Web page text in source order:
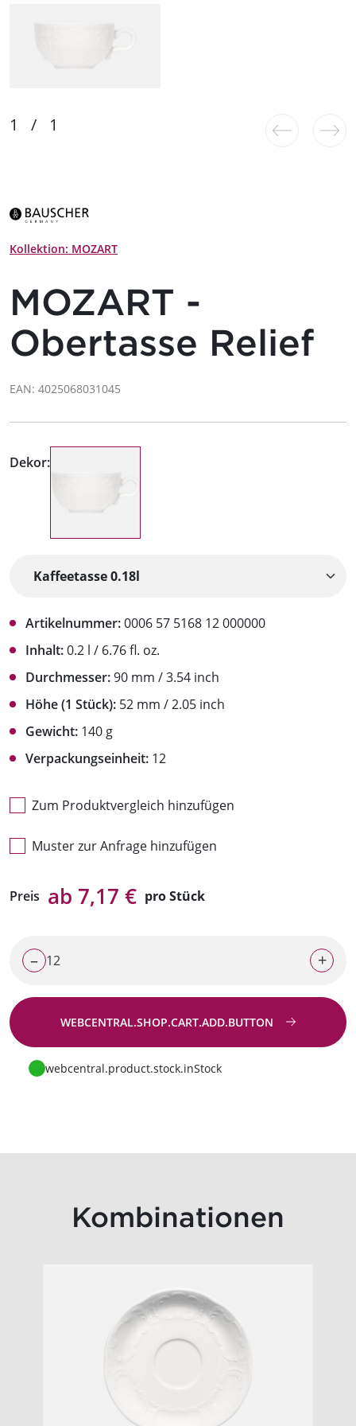
Kollektion: MOZART
MOZART -
Obertasse Relief
EAN: 4025068031045
Dekor:
Artikelnummer:0006 57 5168 12 000000
Inhalt:0.2 l / 6.76 fl. oz.
Durchmesser:90 mm / 3.54 inch
Höhe (1 Stück): 52 mm / 2.05 inch
Gewicht: 140 g
Verpackungseinheit: 12
Zum Produktvergleich hinzufügen
Muster zur Anfrage hinzufügen
Preis ab 7,17 € pro Stück
– +
WEBCENTRAL.SHOP.CART.ADD.BUTTON
Zur Anfrage
webcentral.product.stock.inStock
Kombinationen